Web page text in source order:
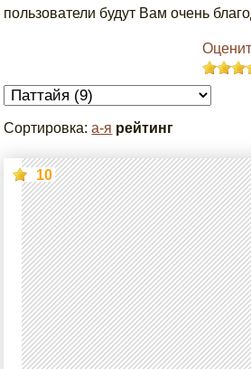
пользователи будут Вам очень
Сортировка:а-я рейтинг
10